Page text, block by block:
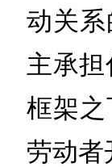
动关
主承
框架
劳动者